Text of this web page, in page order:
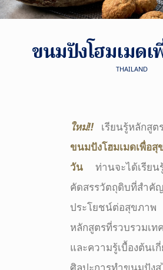
ขนมปังโฮมเมด
THAILAND
ใหม่!!เรียนรู้หลักสูต
ขนมปังโฮมเมดเพื่อสุ
วัน ท่านจะได้เรียน
คัดสรรวัตถุดิบที่สำคั
ประโยชน์ต่อสุขภาพ
หลักสูตรที่รวบรวมเท
และความรู้เบื้องต้นเ